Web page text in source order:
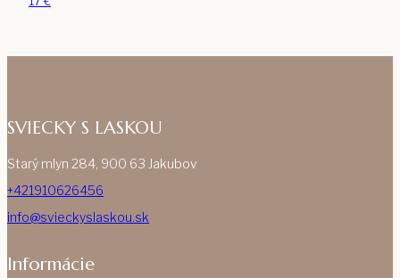
SVIECKY S LASKOU
Starý mlyn 284, 900 63 Jakubov
+421910626456
info@svieckyslaskou.sk
Informácie